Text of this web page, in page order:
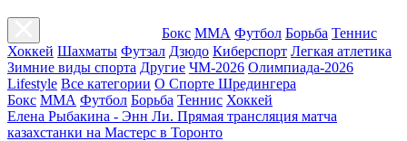
Бокс ММА Футбол Борьба Теннис
Хоккей Шахматы Футзал Дзюдо Киберспорт Легкая атлетика
Зимние виды спорта Другие ЧМ-2026 Олимпиада-2026
Lifestyle Все категории О Спорте Шредингера
Бокс ММА Футбол Борьба Теннис Хоккей
Елена Рыбакина - Энн Ли. Прямая трансляция матча
казахстанки на Мастерс в Торонто